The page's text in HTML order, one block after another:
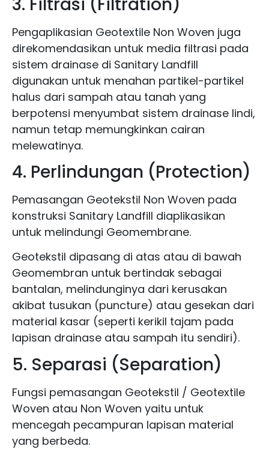
Pengaplikasian Geotextile Non Woven juga
direkomendasikan untuk media filtrasi pada
sistem drainase di Sanitary Landfill
digunakan untuk menahan partikel-partikel
halus dari sampah atau tanah yang
berpotensi menyumbat sistem drainase lindi,
namun tetap memungkinkan cairan
melewatinya.
4. Perlindungan (Protection)
Pemasangan Geotekstil Non Woven pada
konstruksi Sanitary Landfill diaplikasikan
untuk melindungi Geomembrane.
Geotekstil dipasang di atas atau di bawah
Geomembran untuk bertindak sebagai
bantalan, melindunginya dari kerusakan
akibat tusukan (puncture) atau gesekan dari
material kasar (seperti kerikil tajam pada
lapisan drainase atau sampah itu sendiri).
5. Separasi (Separation)
Fungsi pemasangan Geotekstil / Geotextile
Woven atau Non Woven yaitu untuk
mencegah pecampuran lapisan material
yang berbeda.